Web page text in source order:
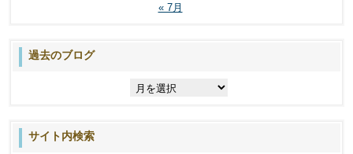
« 7月
過去のブログ
サイト内検索